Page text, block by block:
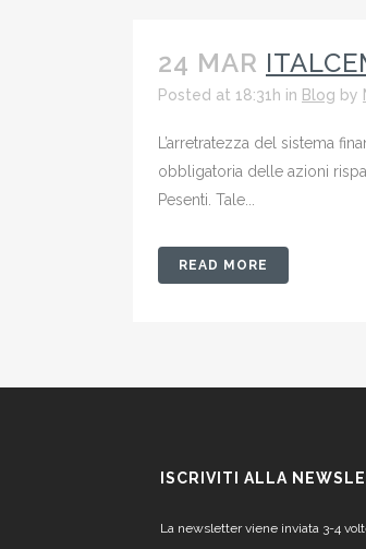
24 MAR
Posted at 18:31h in Blog by
L’arretratezza del sistema
obbligatoria delle azioni
Pesenti. Tale...
READ MORE
ISCRIVITI ALLA
La newsletter viene inviata 3-4